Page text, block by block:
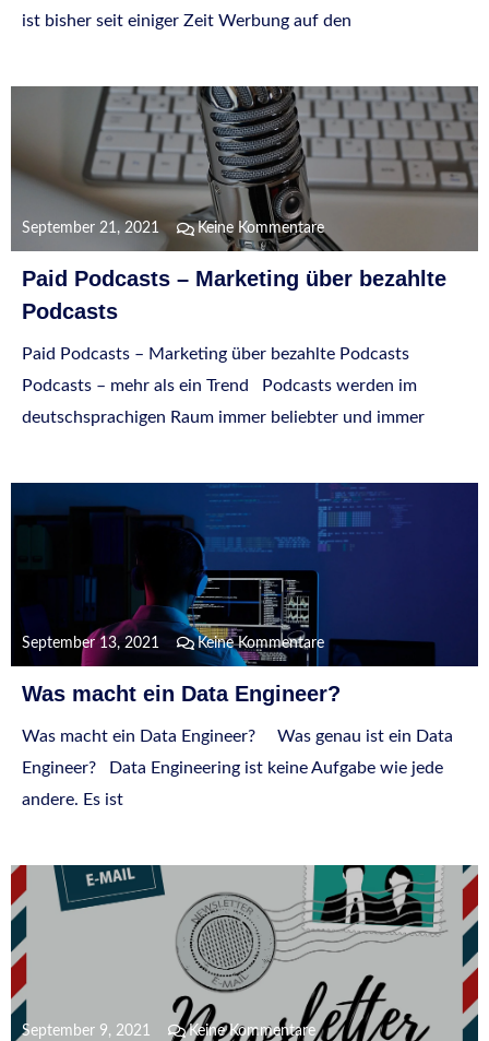
ist bisher seit einiger Zeit Werbung auf den
September 21, 2021 Keine Kommentare
Paid Podcasts – Marketing über bezahlte
Podcasts
Paid Podcasts – Marketing über bezahlte Podcasts
Podcasts – mehr als ein Trend Podcasts werden im
deutschsprachigen Raum immer beliebter und immer
September 13, 2021 Keine Kommentare
Was macht ein Data Engineer?
Was macht ein Data Engineer? Was genau ist ein Data
Engineer? Data Engineering ist keine Aufgabe wie jede
andere. Es ist
September 9, 2021 Keine Kommentare